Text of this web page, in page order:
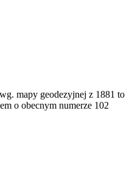
mapy geodezyjnej z 1881 to
o obecnym numerze 102